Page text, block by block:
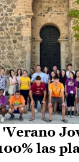
las